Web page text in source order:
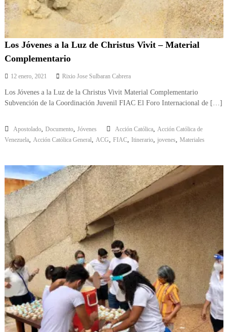
Los Jóvenes a la Luz de Christus Vivit – Material
Complementario
12 enero, 2021 Rixio Jose Sulbaran Cabrera
Los Jóvenes a la Luz de la Christus Vivit Material Complementario
Subvención de la Coordinación Juvenil FIAC El Foro Internacional de […]
Apostolado, Documento, Jóvenes Acción Católica, Acción Católica de
Venezuela, Acción Católica General, ACG, FIAC, Itinerario, jovenes, Materiales